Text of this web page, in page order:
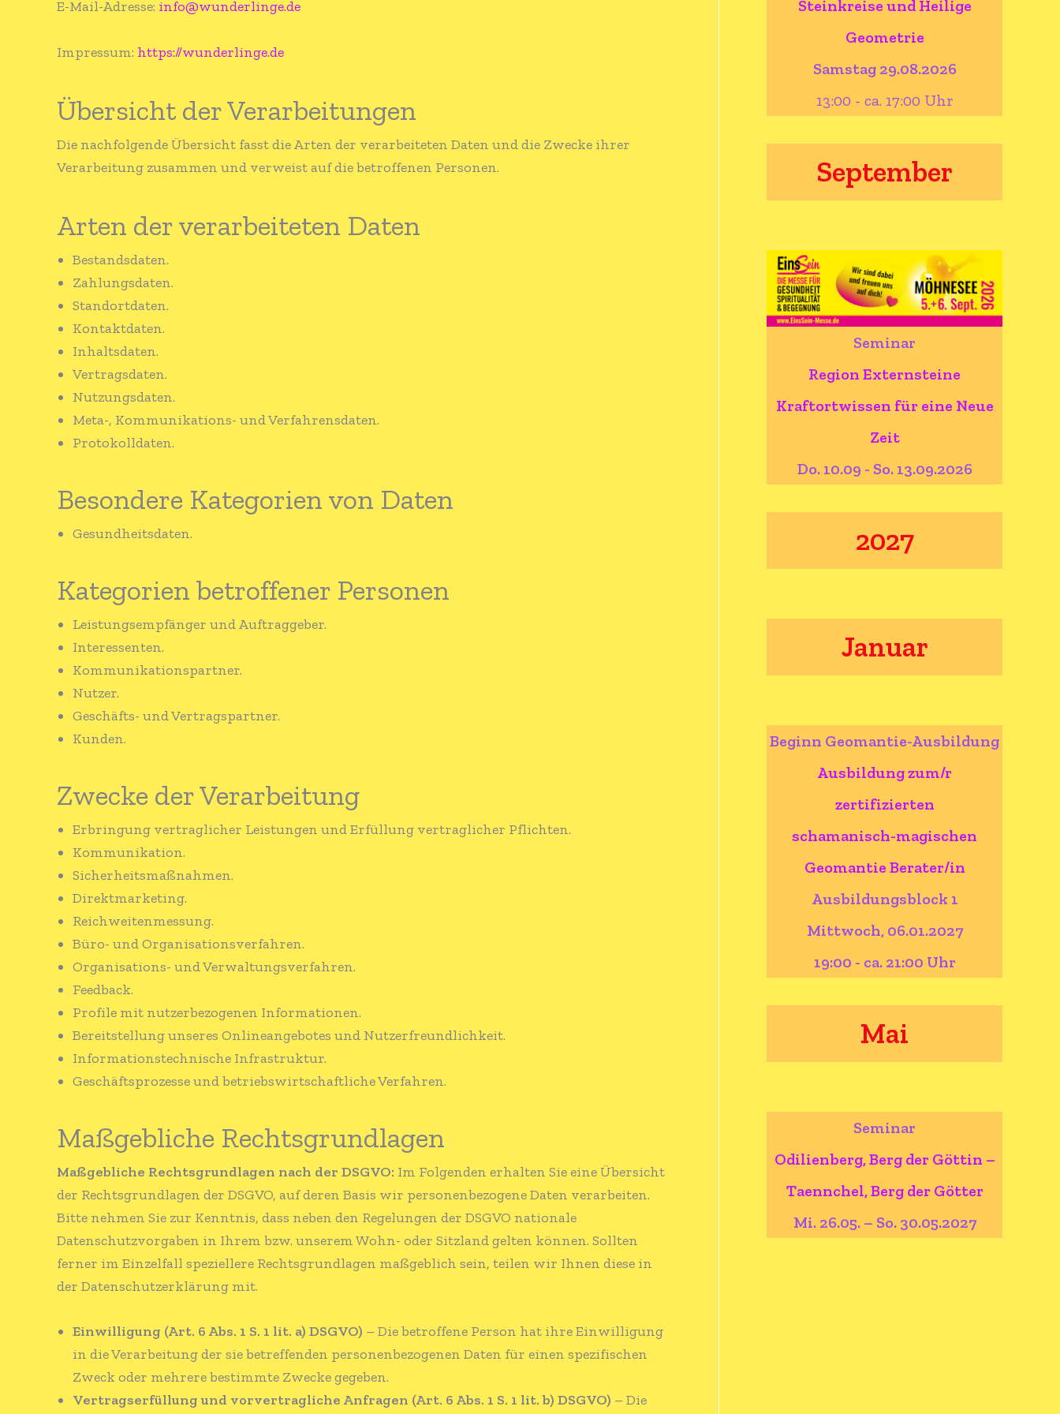
E-Mail-Adresse: info@wunderlinge.de
Impressum: https://wunderlinge.de
Übersicht der Verarbeitungen
Die nachfolgende Übersicht fasst die Arten der verarbeiteten Daten und die Zwecke ihrer
Verarbeitung zusammen und verweist auf die betroffenen Personen.
Arten der verarbeiteten Daten
Bestandsdaten.
Zahlungsdaten.
Standortdaten.
Kontaktdaten.
Inhaltsdaten.
Vertragsdaten.
Nutzungsdaten.
Meta-, Kommunikations- und Verfahrensdaten.
Protokolldaten.
Besondere Kategorien von Daten
Gesundheitsdaten.
Kategorien betroffener Personen
Leistungsempfänger und Auftraggeber.
Interessenten.
Kommunikationspartner.
Nutzer.
Geschäfts- und Vertragspartner.
Kunden.
Zwecke der Verarbeitung
Erbringung vertraglicher Leistungen und Erfüllung vertraglicher Pflichten.
Kommunikation.
Sicherheitsmaßnahmen.
Direktmarketing.
Reichweitenmessung.
Büro- und Organisationsverfahren.
Organisations- und Verwaltungsverfahren.
Feedback.
Profile mit nutzerbezogenen Informationen.
Bereitstellung unseres Onlineangebotes und Nutzerfreundlichkeit.
Informationstechnische Infrastruktur.
Geschäftsprozesse und betriebswirtschaftliche Verfahren.
Maßgebliche Rechtsgrundlagen
Maßgebliche Rechtsgrundlagen nach der DSGVO: Im Folgenden erhalten Sie eine Übersicht
der Rechtsgrundlagen der DSGVO, auf deren Basis wir personenbezogene Daten verarbeiten.
Bitte nehmen Sie zur Kenntnis, dass neben den Regelungen der DSGVO nationale
Datenschutzvorgaben in Ihrem bzw. unserem Wohn- oder Sitzland gelten können. Sollten
ferner im Einzelfall speziellere Rechtsgrundlagen maßgeblich sein, teilen wir Ihnen diese in
der Datenschutzerklärung mit.
Einwilligung (Art. 6 Abs. 1 S. 1 lit. a) DSGVO) – Die betroffene Person hat ihre Einwilligung
in die Verarbeitung der sie betreffenden personenbezogenen Daten für einen spezifischen
Zweck oder mehrere bestimmte Zwecke gegeben.
Vertragserfüllung und vorvertragliche Anfragen (Art. 6 Abs. 1 S. 1 lit. b) DSGVO) – Die
Steinkreise und Heilige
Geometrie
Samstag 29.08.2026
13:00 - ca. 17:00 Uhr
September
Seminar
Region Externsteine
Kraftortwissen für eine Neue
Zeit
Do. 10.09 - So. 13.09.2026
2027
Januar
Beginn Geomantie-Ausbildung
Ausbildung zum/r
zertifizierten
schamanisch-magischen
Geomantie Berater/in
Ausbildungsblock 1
Mittwoch, 06.01.2027
19:00 - ca. 21:00 Uhr
Mai
Seminar
Odilienberg, Berg der Göttin –
Taennchel, Berg der Götter
Mi. 26.05. – So. 30.05.2027